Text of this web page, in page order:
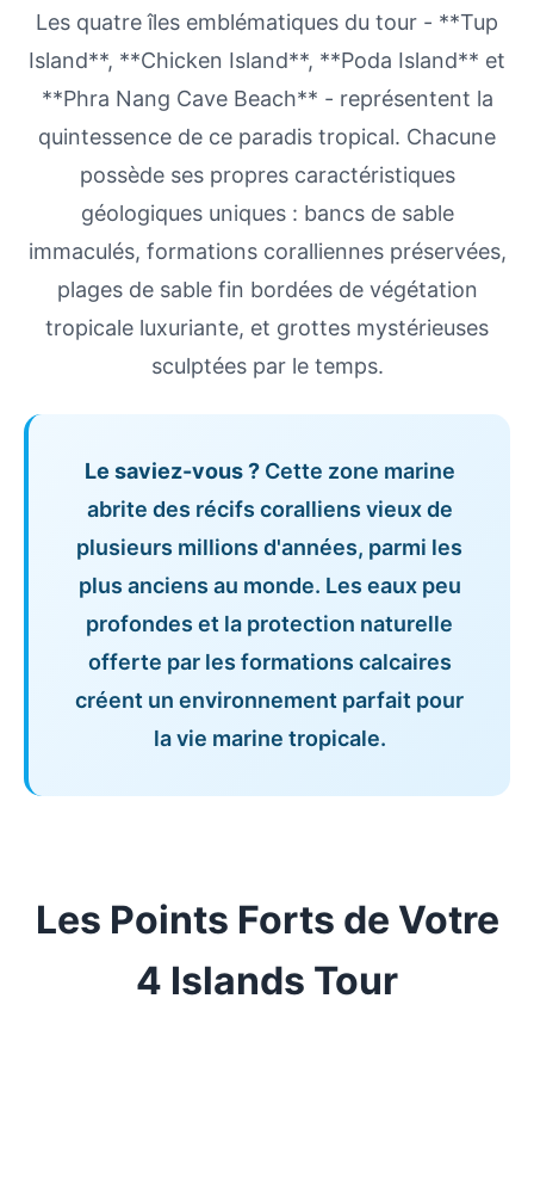
Les quatre îles emblématiques du tour - **Tup
Island**, **Chicken Island**, **Poda Island** et
**Phra Nang Cave Beach** - représentent la
quintessence de ce paradis tropical. Chacune
possède ses propres caractéristiques
géologiques uniques : bancs de sable
immaculés, formations coralliennes préservées,
plages de sable fin bordées de végétation
tropicale luxuriante, et grottes mystérieuses
sculptées par le temps.
Le saviez-vous ?Cette zone marine
abrite des récifs coralliens vieux de
plusieurs millions d'années, parmi les
plus anciens au monde. Les eaux peu
profondes et la protection naturelle
offerte par les formations calcaires
créent un environnement parfait pour
la vie marine tropicale.
Les Points Forts de Votre
4 Islands Tour